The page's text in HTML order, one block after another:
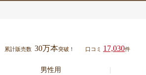
累計販売数 30万本突破！ 口コミ 17,030件
男性用